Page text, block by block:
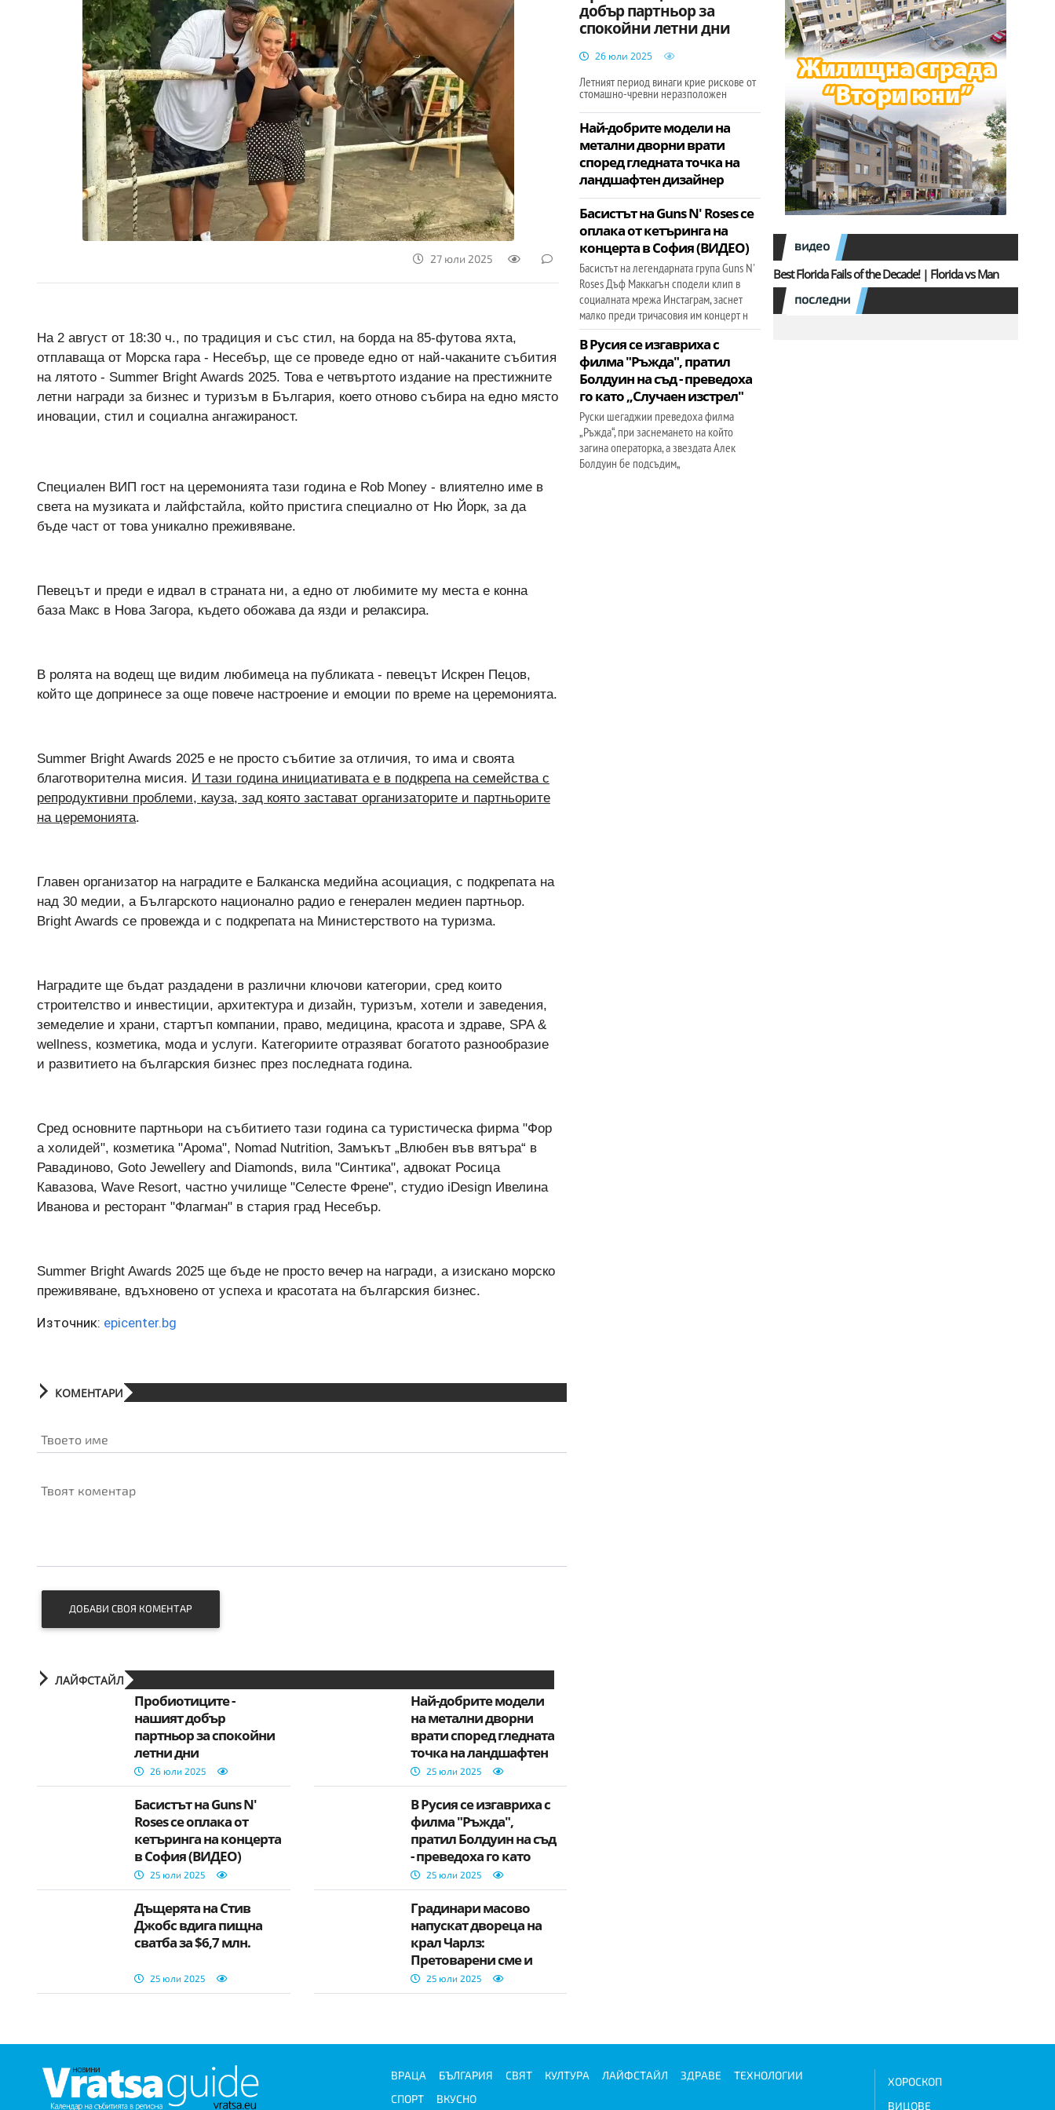
27 юли 2025
На 2 август от 18:30 ч., по традиция и със стил, на борда на 85-футова яхта,
отплаваща от Морска гара - Несебър, ще се проведе едно от най-чаканите събития
на лятото - Summer Bright Awards 2025. Това е четвъртото издание на престижните
летни награди за бизнес и туризъм в България, което отново събира на едно място
иновации, стил и социална ангажираност.
Специален ВИП гост на церемонията тази година е Rob Money - влиятелно име в
света на музиката и лайфстайла, който пристига специално от Ню Йорк, за да
бъде част от това уникално преживяване.
Певецът и преди е идвал в страната ни, а едно от любимите му места е конна
база Макс в Нова Загора, където обожава да язди и релаксира.
В ролята на водещ ще видим любимеца на публиката - певецът Искрен Пецов,
който ще допринесе за още повече настроение и емоции по време на церемонията.
Summer Bright Awards 2025 е не просто събитие за отличия, то има и своята
благотворителна мисия. И тази година инициативата е в подкрепа на семейства с
репродуктивни проблеми, кауза, зад която застават организаторите и партньорите
на церемонията.
Главен организатор на наградите е Балканска медийна асоциация, с подкрепата на
над 30 медии, а Българското национално радио е генерален медиен партньор.
Bright Awards се провежда и с подкрепата на Министерството на туризма.
Наградите ще бъдат раздадени в различни ключови категории, сред които
строителство и инвестиции, архитектура и дизайн, туризъм, хотели и заведения,
земеделие и храни, стартъп компании, право, медицина, красота и здраве, SPA &
wellness, козметика, мода и услуги. Категориите отразяват богатото разнообразие
и развитието на българския бизнес през последната година.
Сред основните партньори на събитието тази година са туристическа фирма "Фор
а холидей", козметика "Арома", Nomad Nutrition, Замъкът „Влюбен във вятъра“ в
Равадиново, Goto Jewellery and Diamonds, вила "Синтика", адвокат Росица
Кавазова, Wave Resort, частно училище "Селесте Френе", студио iDesign Ивелина
Иванова и ресторант "Флагман" в стария град Несебър.
Summer Bright Awards 2025 ще бъде не просто вечер на награди, а изискано морско
преживяване, вдъхновено от успеха и красотата на българския бизнес.
Източник: epicenter.bg
КОМЕНТАРИ
Твоето име
Твоят коментар
ДОБАВИ СВОЯ КОМЕНТАР
ЛАЙФСТАЙЛ
Пробиотиците -
нашият добър
партньор за спокойни
летни дни
26 юли 2025
Най-добрите модели
на метални дворни
врати според гледната
точка на ландшафтен
дизайнер
25 юли 2025
Басистът на Guns N'
Roses се оплака от
кетъринга на концерта
в София (ВИДЕО)
25 юли 2025
В Русия се изгавриха с
филма "Ръжда",
пратил Болдуин на съд
- преведоха го като
„Случаен изстрел"
25 юли 2025
Дъщерята на Стив
Джобс вдига пищна
сватба за $6,7 млн.
25 юли 2025
Градинари масово
напускат двореца на
крал Чарлз:
Претоварени сме и
недобре платени
25 юли 2025
добър партньор за
спокойни летни дни
26 юли 2025
Летният период винаги крие рискове от
стомашно-чревни неразположен
Най-добрите модели на
метални дворни врати
според гледната точка на
ландшафтен дизайнер
Басистът на Guns N' Roses се
оплака от кетъринга на
концерта в София (ВИДЕО)
Басистът на легендарната група Guns N'
Roses Дъф Маккагън сподели клип в
социалната мрежа Инстаграм, заснет
малко преди тричасовия им концерт н
В Русия се изгавриха с
филма "Ръжда", пратил
Болдуин на съд - преведоха
го като „Случаен изстрел"
Руски шегаджии преведоха филма
„Ръжда“, при заснемането на който
загина операторка, а звездата Алек
Болдуин бе подсъдим„
видео
Best Florida Fails of the Decade! | Florida vs Man
последни
ВРАЦА БЪЛГАРИЯ СВЯТ КУЛТУРА ЛАЙФСТАЙЛ ЗДРАВЕ
ТЕХНОЛОГИИ
СПОРТ
ВКУСНО
ХОРОСКОП
ВИЦОВЕ